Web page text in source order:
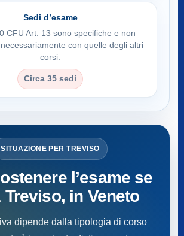
Sedi d’esame
CFU Art. 13 sono specifiche e non
con quelle degli altri
corsi.
Circa 35 sedi
SITUAZIONE PER TREVISO
l’esame se
in Veneto
dipende dalla tipologia di corso